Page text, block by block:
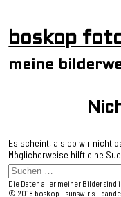
boskop
meine
Es scheint, als ob wir nicht
Möglicherweise hilft eine
Die Daten aller meiner Bilder sind
© 2018 boskop – sunswirls –